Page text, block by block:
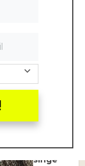
et deviens
comme
de la
«Le
singe